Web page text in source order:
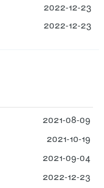
2022-12-23
2022-12-23
2021-08-09
2021-10-19
2021-09-04
2022-12-23